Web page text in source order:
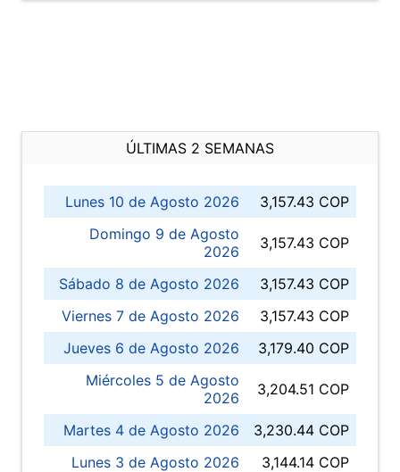
ÚLTIMAS 2 SEMANAS
Lunes 10 de Agosto 2026
3,157.43 COP
Domingo 9 de Agosto
2026
3,157.43 COP
Sábado 8 de Agosto 2026
3,157.43 COP
Viernes 7 de Agosto 2026
3,157.43 COP
Jueves 6 de Agosto 2026
3,179.40 COP
Miércoles 5 de Agosto
2026
3,204.51 COP
Martes 4 de Agosto 2026
3,230.44 COP
Lunes 3 de Agosto 2026
3,144.14 COP